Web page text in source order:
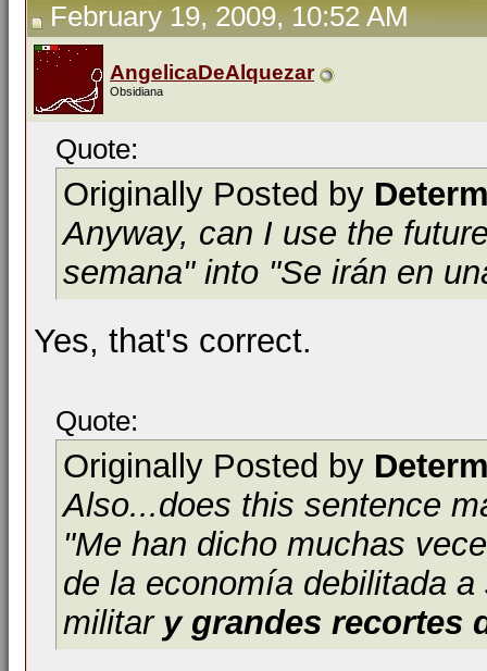
February 19, 2009, 10:52 AM
AngelicaDeAlquezar
Obsidiana
Quote:
Originally Posted by
Anyway, can I use the
semana" into "Se irán en
Yes, that's correct.
Quote:
Originally Posted by
Also...does this sentence
"Me han dicho muchas
de la economía debilitada
militar y grandes recortes